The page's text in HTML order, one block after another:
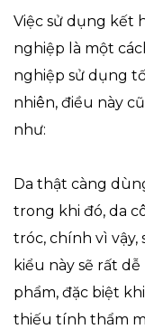
Việc sử dụng kết
nghiệp là một
nghiệp sử dụng
nhiên, điều này
như:
Da thật càng
trong khi đó, da
tróc, chính vì vậy,
kiểu này sẽ rất
phẩm, đặc biệt
thiếu tính thẩm